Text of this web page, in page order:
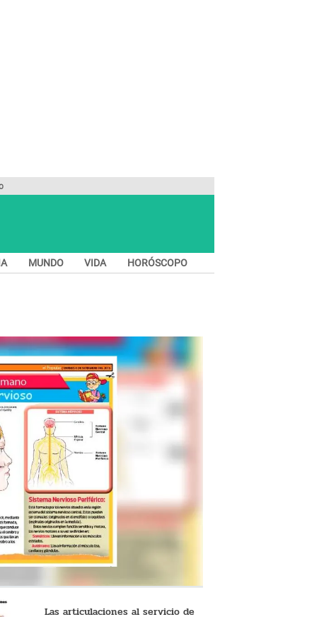
MUNDO VIDA HORÓSCOPO
Las articulaciones al servicio de